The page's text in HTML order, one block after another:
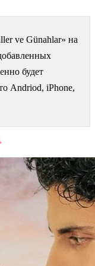
ve Günahlar» на
будет
Andriod, iPhone,